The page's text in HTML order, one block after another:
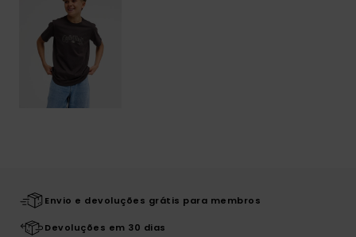
Envio e devoluções grátis para membros
Devoluções em 30 dias